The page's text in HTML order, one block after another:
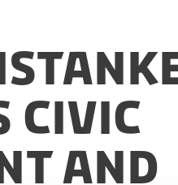
Civic
and